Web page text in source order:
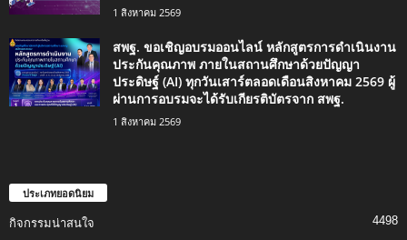
1 สิงหาคม 2569
สพฐ. ขอเชิญอบรมออนไลน์ หลักสูตรการดำเนินงาน
ประกันคุณภาพ ภายในสถานศึกษาด้วยปัญญา
ประดิษฐ์ (AI) ทุกวันเสาร์ตลอดเดือนสิงหาคม 2569 ผู้
ผ่านการอบรมจะได้รับเกียรติบัตรจาก สพฐ.
1 สิงหาคม 2569
ประเภทยอดนิยม
กิจกรรมน่าสนใจ 4498